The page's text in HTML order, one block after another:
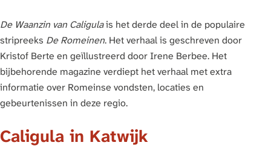
De Waanzin van Caligulais het derde deel in de populaire
stripreeks De Romeinen. Het verhaal is geschreven door
Kristof Berte en geïllustreerd door Irene Berbee. Het
bijbehorende magazine verdiept het verhaal met extra
informatie over Romeinse vondsten, locaties en
gebeurtenissen in deze regio.
Caligula in Katwijk